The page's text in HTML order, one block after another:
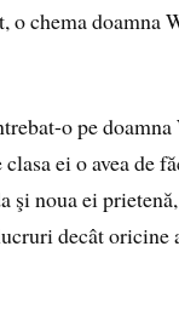
o chema doamna
o pe doamna
ei o avea de
şi noua ei
decât oricine